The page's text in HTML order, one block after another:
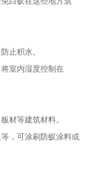
止积水。
室内湿度控制在
材等建筑材料。
，可涂刷防蚁涂料或